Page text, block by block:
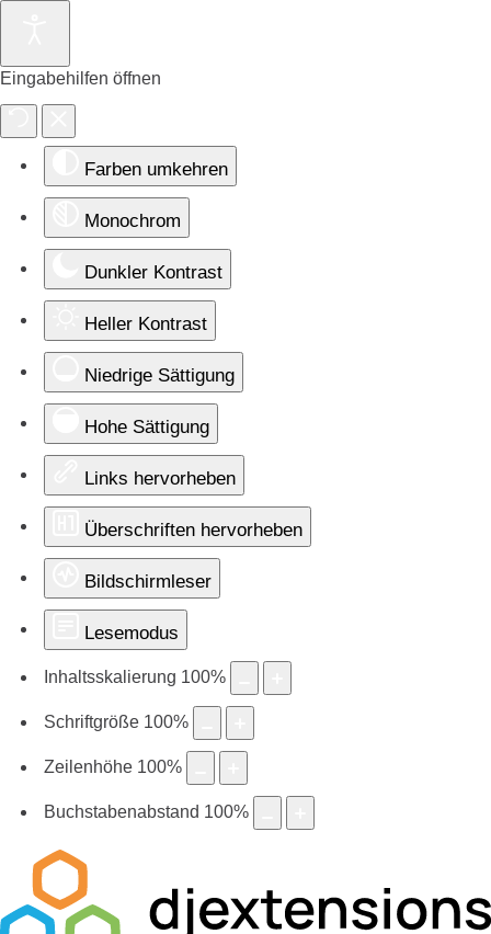
Eingabehilfen öffnen
Farben umkehren
Monochrom
Dunkler Kontrast
Heller Kontrast
Niedrige Sättigung
Hohe Sättigung
Links hervorheben
Überschriften hervorheben
Bildschirmleser
Lesemodus
Inhaltsskalierung 100%
Schriftgröße 100%
Zeilenhöhe 100%
Buchstabenabstand 100%